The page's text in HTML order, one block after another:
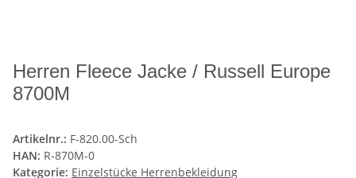
Herren Fleece Jacke / Russell Europe
8700M
Artikelnr.: F-820.00-Sch
HAN: R-870M-0
Kategorie: Einzelstücke Herrenbekleidung